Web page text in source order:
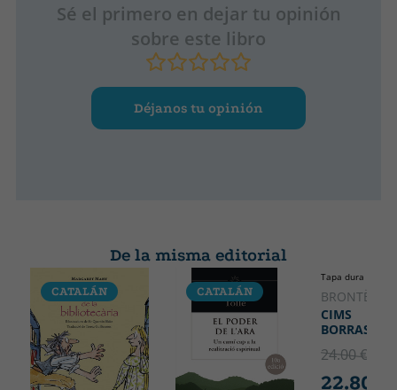
Sé el primero en dejar tu opinión
sobre este libro
Déjanos tu opinión
De la misma editorial
CATALÁN CATALÁN CATALÁN
Tapa dura
BRONTË,
CIMS
24.00 €
22.80 €